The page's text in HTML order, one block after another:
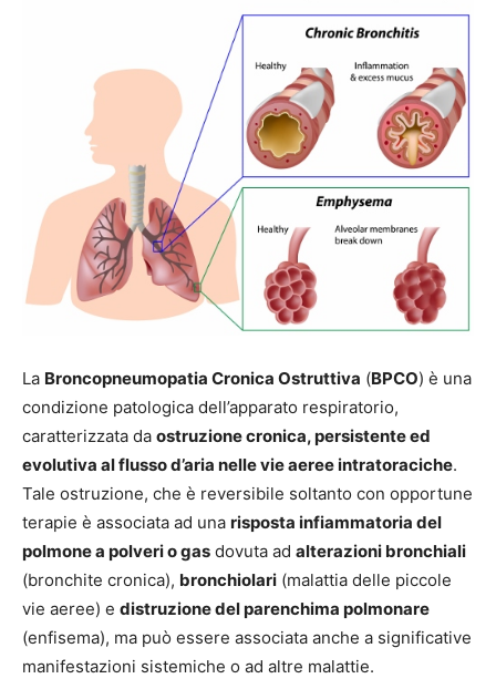
La Broncopneumopatia Cronica Ostruttiva (BPCO) è una
condizione patologica dell’apparato respiratorio,
caratterizzata da ostruzione cronica, persistente ed
evolutiva al flusso d’aria nelle vie aeree intratoraciche.
Tale ostruzione, che è reversibile soltanto con opportune
terapie è associata ad una risposta infiammatoria del
polmone a polveri o gas dovuta ad alterazioni bronchiali
(bronchite cronica), bronchiolari (malattia delle piccole
vie aeree) e distruzione del parenchima polmonare
(enfisema), ma può essere associata anche a significative
manifestazioni sistemiche o ad altre malattie.